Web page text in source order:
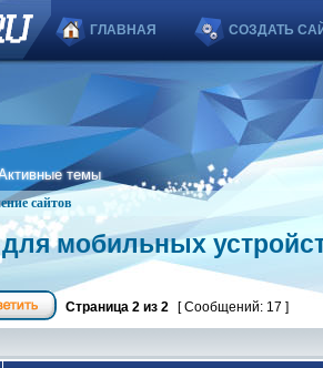
ГЛАВНАЯ СОЗДАТЬ
темы
сайтов
мобильных
Страница 2 из 2 [ Сообщений: 17 ]